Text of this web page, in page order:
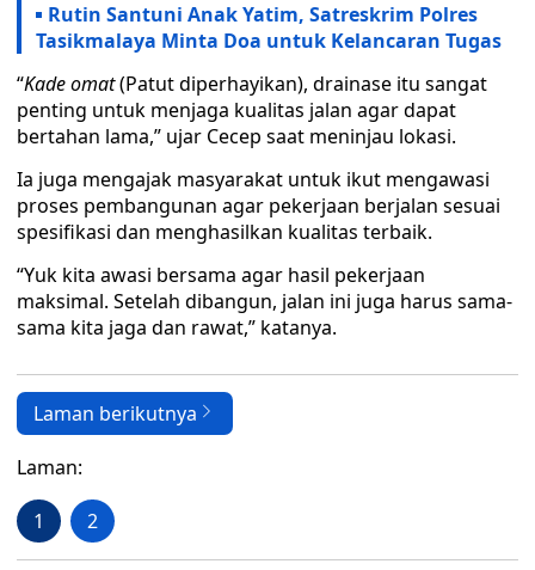
Rutin Santuni Anak Yatim, Satreskrim Polres
Tasikmalaya Minta Doa untuk Kelancaran Tugas
“Kade omat(Patut diperhayikan), drainase itu sangat
penting untuk menjaga kualitas jalan agar dapat
bertahan lama,” ujar Cecep saat meninjau lokasi.
Ia juga mengajak masyarakat untuk ikut mengawasi
proses pembangunan agar pekerjaan berjalan sesuai
spesifikasi dan menghasilkan kualitas terbaik.
“Yuk kita awasi bersama agar hasil pekerjaan
maksimal. Setelah dibangun, jalan ini juga harus sama-
sama kita jaga dan rawat,” katanya.
Laman berikutnya
Laman:
1 2